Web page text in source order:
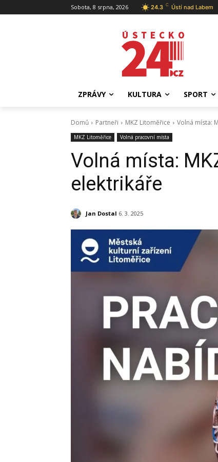
Sobota, 8 srpna, 2026 24.3 C Ústí nad Labem
ZPRÁVY KULTURA SPORT
Domů Partneři MKZ Litoměřice Volná místa:
MKZ Litoměřice Volná pracovní místa
Volná místa:
elektrikáře
Jan Dostal 6. 3. 2025